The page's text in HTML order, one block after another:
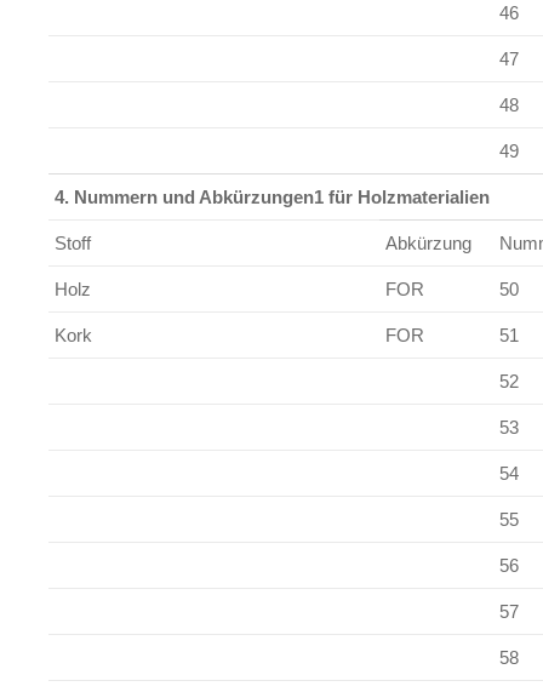
46
47
48
49
4. Nummern und Abkürzungen1 für Holzmaterialien
Stoff Abkürzung
Holz FOR 50
Kork FOR 51
52
53
54
55
56
57
58